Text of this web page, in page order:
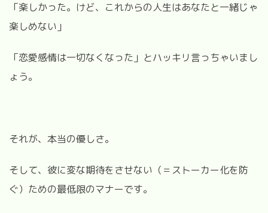
「楽しかった。けど、これからの人生はあなたと一緒じゃ
楽しめない」
「恋愛感情は一切なくなった」とハッキリ言っちゃいまし
ょう。
それが、 本当の優しさ。
そして、彼に変な期待をさせない（＝ストーカー化を防
ぐ）ための最低限のマナーです。